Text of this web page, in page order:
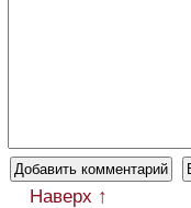
Наверх ↑